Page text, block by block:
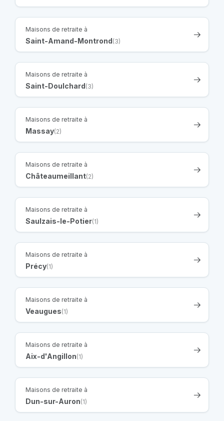
Maisons de retraite à
Saint-Amand-Montrond(3)
Maisons de retraite à
Saint-Doulchard(3)
Maisons de retraite à
Massay(2)
Maisons de retraite à
Châteaumeillant(2)
Maisons de retraite à
Saulzais-le-Potier(1)
Maisons de retraite à
Précy(1)
Maisons de retraite à
Veaugues(1)
Maisons de retraite à
Aix-d'Angillon(1)
Maisons de retraite à
Dun-sur-Auron(1)